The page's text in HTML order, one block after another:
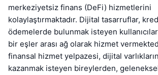
merkeziyetsiz finans (DeFi) hizmetlerini
kolaylaştırmaktadır. Dijital tasarruflar,
ödemelerde bulunmak isteyen
bir eşler arası ağ olarak hizmet
finansal hizmet yelpazesi, dijital
kazanmak isteyen bireylerden, geleneksel